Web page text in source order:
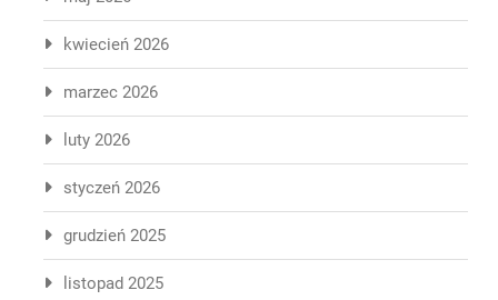
kwiecień 2026
marzec 2026
luty 2026
styczeń 2026
grudzień 2025
listopad 2025